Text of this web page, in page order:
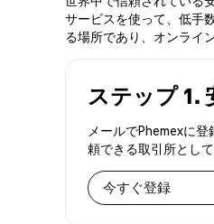
サービスを使って、低手
る場所であり、オンライ
ステップ 1.
メールでPhemexに
頼できる取引所とし
今すぐ登録